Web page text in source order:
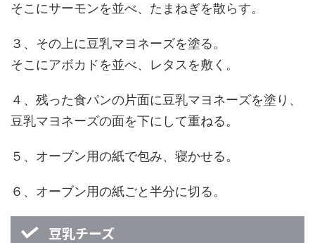
そこにサーモンを並べ、たまねぎを散らす。
３、その上に豆乳マヨネーズを塗る。
そこにアボカドを並べ、レタスを敷く。
４、残った食パンの片面に豆乳マヨネーズを塗り、
豆乳マヨネーズの面を下にして重ねる。
５、オーブン用の紙で包み、寝かせる。
６、オーブン用の紙ごと半分に切る。
豆乳チーズ